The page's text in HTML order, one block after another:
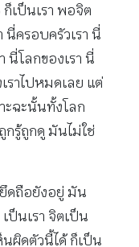
ก็เป็นเรา พอจิต
นี่ครอบครัวเรา นี่
นี่โลกของเรา นี่
ราไปหมดเลย แต่
ะฉะนั้นทั้งโลก
กรู้ถูกดู มันไม่ใช่
ดถือยังอยู่ มัน
ป็นเรา จิตเป็น
นผิดตัวนี้ได้ ก็เป็น